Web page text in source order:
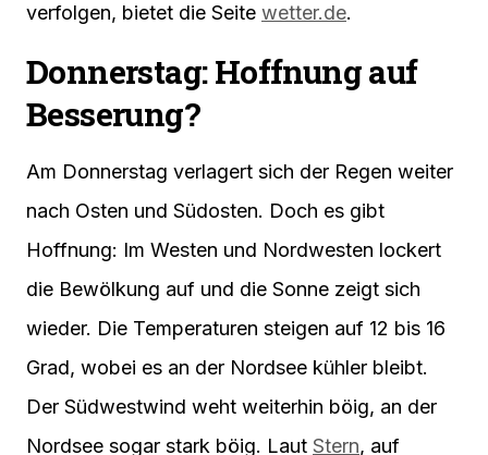
verfolgen, bietet die Seite wetter.de.
Donnerstag: Hoffnung auf
Besserung?
Am Donnerstag verlagert sich der Regen weiter
nach Osten und Südosten. Doch es gibt
Hoffnung: Im Westen und Nordwesten lockert
die Bewölkung auf und die Sonne zeigt sich
wieder. Die Temperaturen steigen auf 12 bis 16
Grad, wobei es an der Nordsee kühler bleibt.
Der Südwestwind weht weiterhin böig, an der
Nordsee sogar stark böig. Laut Stern, auf